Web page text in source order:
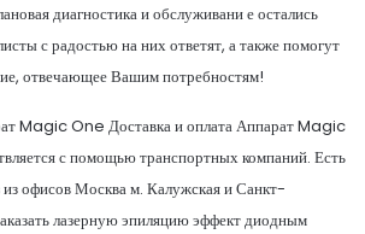
диагностика и обслуживани е остались
с радостью на них ответят, а также помогут
отвечающее Вашим потребностям!
Magic One Доставка и оплата Аппарат Magic
с помощью транспортных компаний. Есть
офисов Москва м. Калужская и Санкт-
лазерную эпиляцию эффект диодным